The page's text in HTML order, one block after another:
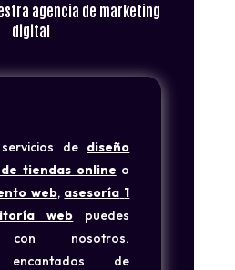
agencia de marketing
digital
de diseño
tiendas online o
web, asesoría 1
web puedes
con nosotros.
encantados de